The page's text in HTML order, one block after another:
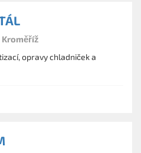
Kroměříž
opravy chladniček a